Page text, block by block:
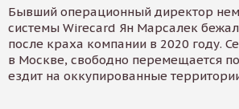
Бывший операционный директор
системы Wirecard Ян Марсалек
после краха компании в 2020 году.
в Москве, свободно перемещается
ездит на оккупированные